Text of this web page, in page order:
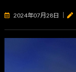
2024年07月28日